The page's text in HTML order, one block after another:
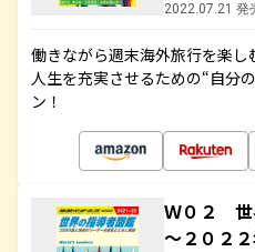
2022.07.21 発
働きながら週末海外旅行を楽し
人生を充実させるための“自分
ン！
Ｗ０２ 世
～２０２